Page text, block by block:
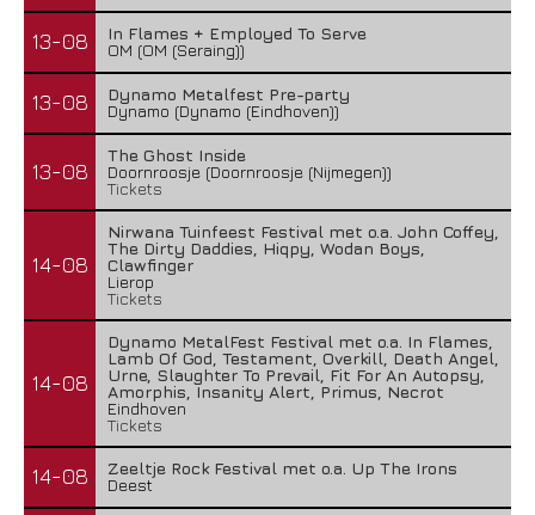
13-08
In Flames + Employed To Serve
OM (OM (Seraing))
13-08
Dynamo Metalfest Pre-party
Dynamo (Dynamo (Eindhoven))
13-08
The Ghost Inside
Doornroosje (Doornroosje (Nijmegen))
Tickets
14-08
Nirwana Tuinfeest Festival met o.a. John Coffey,
The Dirty Daddies, Hiqpy, Wodan Boys,
Clawfinger
Lierop
Tickets
14-08
Dynamo MetalFest Festival met o.a. In Flames,
Lamb Of God, Testament, Overkill, Death Angel,
Urne, Slaughter To Prevail, Fit For An Autopsy,
Amorphis, Insanity Alert, Primus, Necrot
Eindhoven
Tickets
14-08
Zeeltje Rock Festival met o.a. Up The Irons
Deest